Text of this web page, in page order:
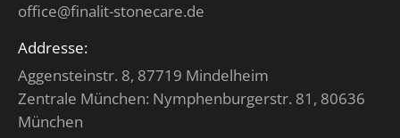
office@finalit-stonecare.de
Addresse:
Aggensteinstr. 8, 87719 Mindelheim
Zentrale München: Nymphenburgerstr. 81, 80636
München